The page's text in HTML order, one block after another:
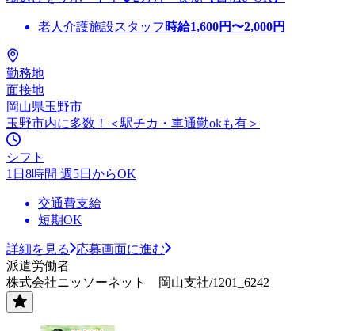
老人介護施設スタッフ 時給1,600円〜2,000円
勤務地
面接地
岡山県玉野市
玉野市内に多数！＜駅チカ・車通勤okも有＞
シフト
1日8時間 週5日からOK
交通費支給
短期OK
詳細を見る
応募画面に進む
派遣労働者
株式会社ニッソーネット 岡山支社/1201_6242